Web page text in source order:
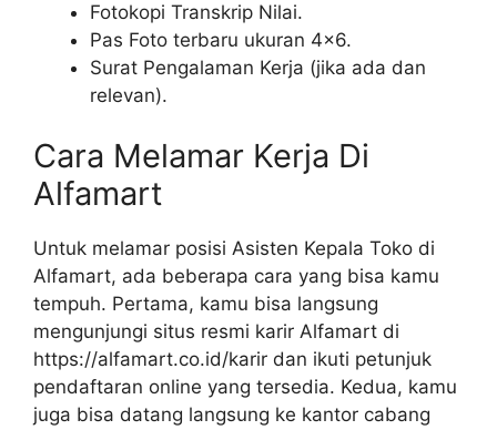
Fotokopi Transkrip Nilai.
Pas Foto terbaru ukuran 4×6.
Surat Pengalaman Kerja (jika ada dan
relevan).
Cara Melamar Kerja Di
Alfamart
Untuk melamar posisi Asisten Kepala Toko di
Alfamart, ada beberapa cara yang bisa kamu
tempuh. Pertama, kamu bisa langsung
mengunjungi situs resmi karir Alfamart di
https://alfamart.co.id/karir dan ikuti petunjuk
pendaftaran online yang tersedia. Kedua, kamu
juga bisa datang langsung ke kantor cabang